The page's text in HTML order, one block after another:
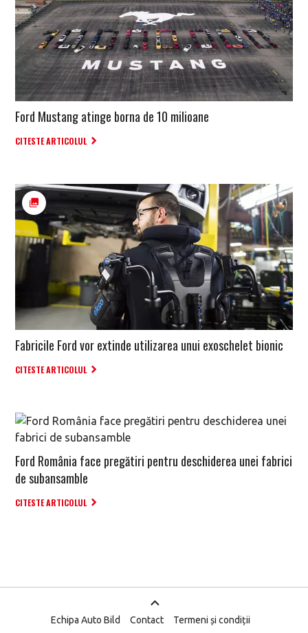
Ford Mustang atinge borna de 10 milioane
CITESTE ARTICOLUL
Fabricile Ford vor extinde utilizarea unui exoschelet bionic
CITESTE ARTICOLUL
Ford România face pregătiri pentru deschiderea unei fabrici
de subansamble
CITESTE ARTICOLUL
Echipa Auto Bild Contact
Termeni și condiții